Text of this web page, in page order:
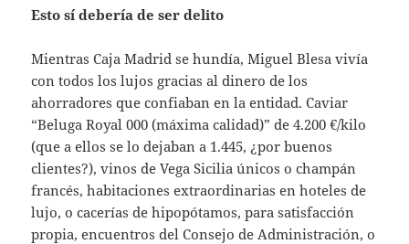
Esto sí debería de ser delito
Mientras Caja Madrid se hundía, Miguel Blesa vivía
con todos los lujos gracias al dinero de los
ahorradores que confiaban en la entidad. Caviar
“Beluga Royal 000 (máxima calidad)” de 4.200 €/kilo
(que a ellos se lo dejaban a 1.445, ¿por buenos
clientes?), vinos de Vega Sicilia únicos o champán
francés, habitaciones extraordinarias en hoteles de
lujo, o cacerías de hipopótamos, para satisfacción
propia, encuentros del Consejo de Administración, o